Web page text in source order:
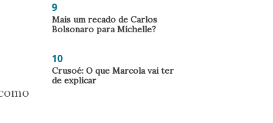
9
Mais um recado de Carlos
Bolsonaro para Michelle?
10
Crusoé: O que Marcola vai ter
de explicar